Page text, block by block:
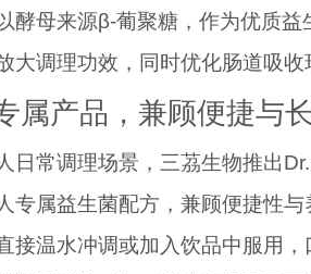
酵母来源β-葡聚糖，作为优质
大调理功效，同时优化肠道吸收
属产品，兼顾便捷与
日常调理场景，三茘生物推出
专属益生菌配方，兼顾便捷性
接温水冲调或加入饮品中服用